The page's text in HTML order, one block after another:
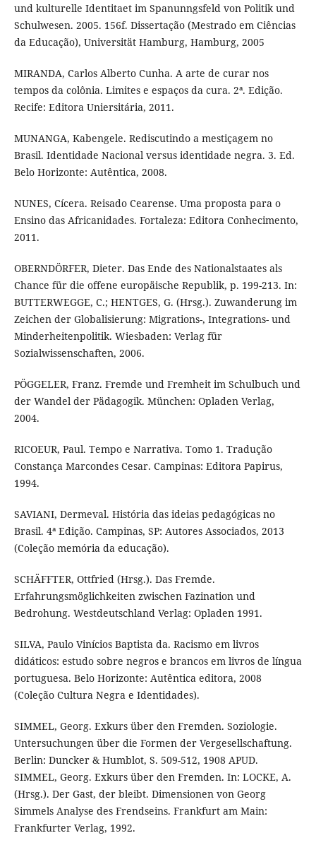
und kulturelle Identitaet im Spanunngsfeld von Politik und
Schulwesen. 2005. 156f. Dissertação (Mestrado em Ciências
da Educação), Universität Hamburg, Hamburg, 2005
MIRANDA, Carlos Alberto Cunha. A arte de curar nos
tempos da colônia. Limites e espaços da cura. 2ª. Edição.
Recife: Editora Uniersitária, 2011.
MUNANGA, Kabengele. Rediscutindo a mestiçagem no
Brasil. Identidade Nacional versus identidade negra. 3. Ed.
Belo Horizonte: Autêntica, 2008.
NUNES, Cícera. Reisado Cearense. Uma proposta para o
Ensino das Africanidades. Fortaleza: Editora Conhecimento,
2011.
OBERNDÖRFER, Dieter. Das Ende des Nationalstaates als
Chance für die offene europäische Republik, p. 199-213. In:
BUTTERWEGGE, C.; HENTGES, G. (Hrsg.). Zuwanderung im
Zeichen der Globalisierung: Migrations-, Integrations- und
Minderheitenpolitik. Wiesbaden: Verlag für
Sozialwissenschaften, 2006.
PÖGGELER, Franz. Fremde und Fremheit im Schulbuch und
der Wandel der Pädagogik. München: Opladen Verlag,
2004.
RICOEUR, Paul. Tempo e Narrativa. Tomo 1. Tradução
Constança Marcondes Cesar. Campinas: Editora Papirus,
1994.
SAVIANI, Dermeval. História das ideias pedagógicas no
Brasil. 4ª Edição. Campinas, SP: Autores Associados, 2013
(Coleção memória da educação).
SCHÄFFTER, Ottfried (Hrsg.). Das Fremde.
Erfahrungsmöglichkeiten zwischen Fazination und
Bedrohung. Westdeutschland Verlag: Opladen 1991.
SILVA, Paulo Vinícios Baptista da. Racismo em livros
didáticos: estudo sobre negros e brancos em livros de língua
portuguesa. Belo Horizonte: Autêntica editora, 2008
(Coleção Cultura Negra e Identidades).
SIMMEL, Georg. Exkurs über den Fremden. Soziologie.
Untersuchungen über die Formen der Vergesellschaftung.
Berlin: Duncker & Humblot, S. 509-512, 1908 APUD.
SIMMEL, Georg. Exkurs über den Fremden. In: LOCKE, A.
(Hrsg.). Der Gast, der bleibt. Dimensionen von Georg
Simmels Analyse des Frendseins. Frankfurt am Main:
Frankfurter Verlag, 1992.